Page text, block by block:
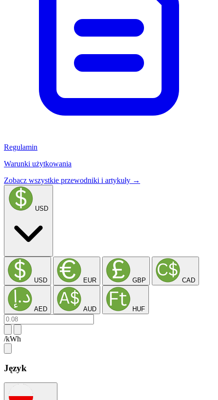
Regulamin
Warunki użytkowania
Zobacz wszystkie przewodniki i artykuły →
USD
USD EUR GBP CAD
AED AUD HUF
/kWh
Język